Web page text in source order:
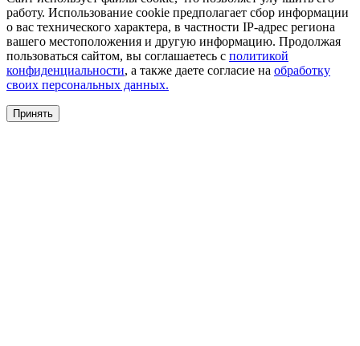
работу. Использование cookie предполагает сбор информации
о вас технического характера, в частности IP-адрес региона
вашего местоположения и другую информацию. Продолжая
пользоваться сайтом, вы соглашаетесь с политикой
конфиденциальности, а также даете согласие на обработку
своих персональных данных.
Принять